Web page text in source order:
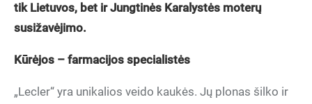
tik Lietuvos, bet ir Jungtinės Karalystės moterų
susižavėjimo.
Kūrėjos – farmacijos specialistės
„Lecler“ yra unikalios veido kaukės. Jų plonas šilko ir